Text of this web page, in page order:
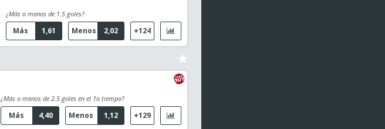
¿Más o menos de 1.5 goles?
1,61
Más 2,02
Menos +124
¿Más o menos de 2.5 goles en el 1o tiempo?
4,40
Más 1,12
Menos +129